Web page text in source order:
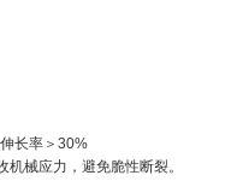
长率＞30%
机械应力，避免脆性断裂。